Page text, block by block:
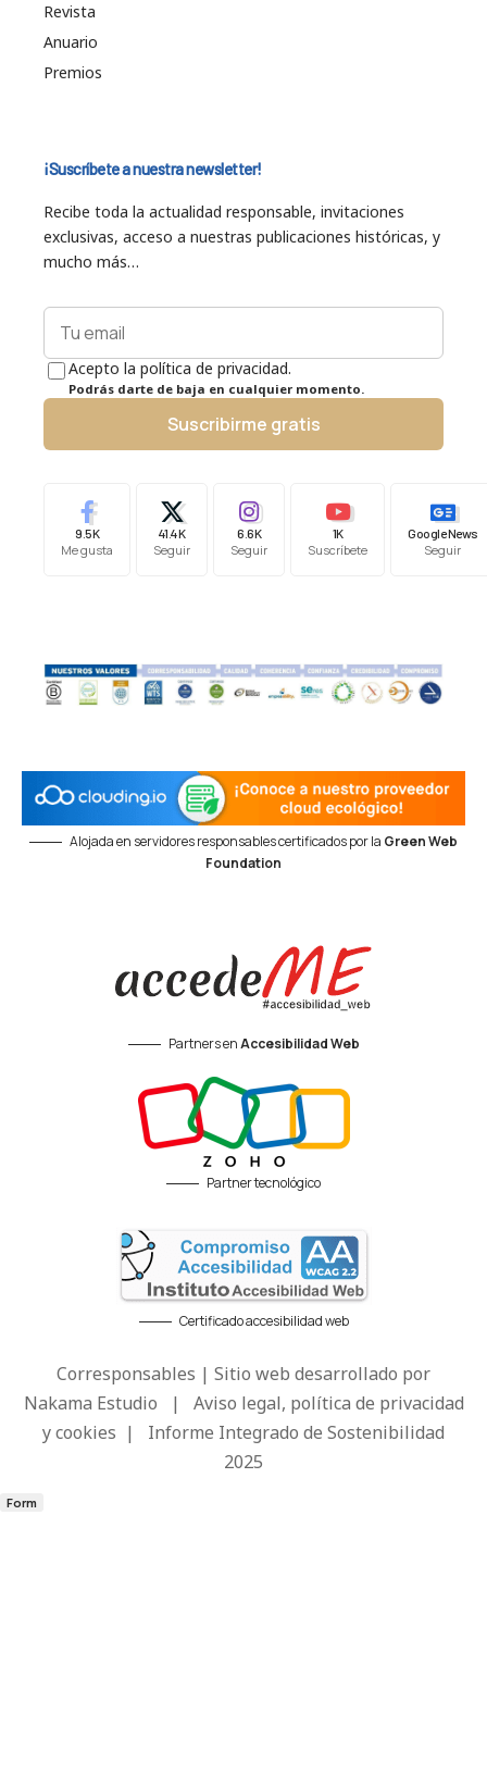
Revista
Anuario
Premios
¡Suscríbete a nuestra newsletter!
Recibe toda la actualidad responsable, invitaciones
exclusivas, acceso a nuestras publicaciones históricas, y
mucho más…
Acepto la política de privacidad.
Podrás darte de baja en cualquier momento.
Suscribirme gratis
9.5K
Me gusta
41.4K
Seguir
6.6K
Seguir
1K
Suscríbete
Google News
Seguir
Alojada en servidores responsables certificados por la Green Web
Foundation
Partners enAccesibilidad Web
Partner tecnológico
Certificado accesibilidad web
Corresponsables | Sitio web desarrollado por
Nakama Estudio | Aviso legal, política de privacidad
y cookies | Informe Integrado de Sostenibilidad
2025
Form